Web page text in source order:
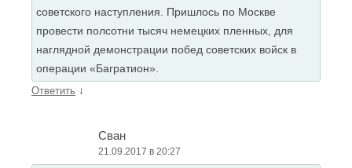
советского наступления. Пришлось по Москве
провести полсотни тысяч немецких пленных, для
наглядной демонстрации побед советских войск в
операции «Багратион».
Ответить ↓
Сван
21.09.2017 в 20:27